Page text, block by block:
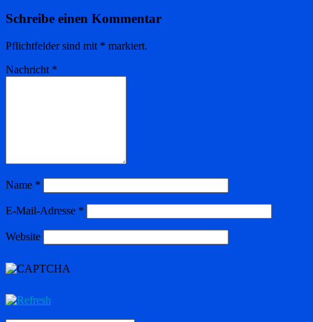
Schreibe einen Kommentar
Pflichtfelder sind mit * markiert.
Nachricht *
Name *
E-Mail-Adresse *
Website